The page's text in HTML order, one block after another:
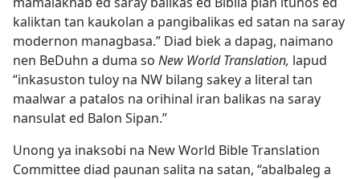
kaliktan tan kaukolan a pangibalikas ed satan na saray
modernon managbasa.” Diad biek a dapag, naimano
nen BeDuhn a duma so New World Translation, lapud
“inkasuston tuloy na NW bilang sakey a literal tan
maalwar a patalos na orihinal iran balikas na saray
nansulat ed Balon Sipan.”
Unong ya inaksobi na New World Bible Translation
Committee diad paunan salita na satan, “abalbaleg a